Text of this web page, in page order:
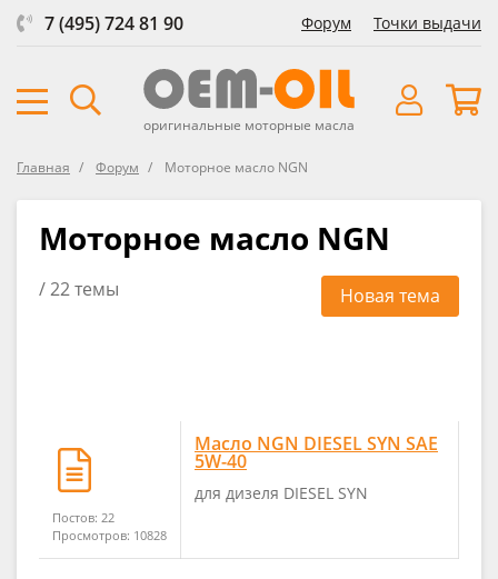
7 (495) 724 81 90 Форум Точки выдачи
оригинальные моторные масла
Главная Форум Моторное масло NGN
Моторное масло NGN
/ 22 темы Новая тема
Постов: 22
Просмотров: 10828
Масло NGN DIESEL SYN SAE
5W-40
для дизеля DIESEL SYN